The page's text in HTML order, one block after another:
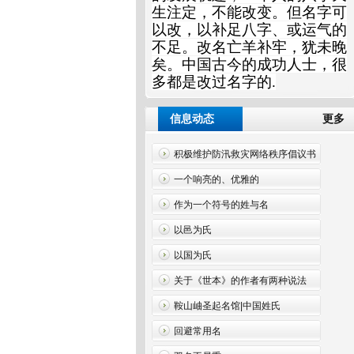
生注定，不能改变。但名字可
以改，以补足八字、或运气的
不足。改名亡羊补牢，犹未晚
矣。中国古今的成功人士，很
多都是改过名字的.
更
信息动态
积极维护防汛救灾网络秩序倡议书
一个响亮的、优雅的
作为一个符号的姓与名
以邑为氏
以国为氏
关于《世本》的作者有两种说法
鞍山岫圣起名馆|中国姓氏
回避常用名